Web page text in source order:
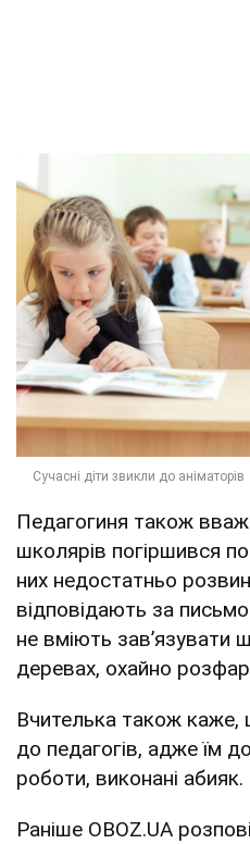
Педагогиня також
школярів погіршився
них недостатньо
відповідають за
не вміють завʼязувати
деревах, охайно
Вчителька також каже,
до педагогів, адже їм
роботи, виконані абияк.
Раніше OBOZ.UA